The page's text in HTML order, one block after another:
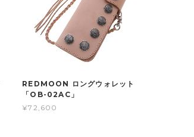
REDMOON ロングウォレット
「OB-02AC」
¥72,600